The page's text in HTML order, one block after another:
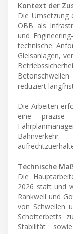
Kontext der
Die Umsetzung
ÖBB als
und
technische
Gleisanlagen,
reduziert
Die Arbeiten
eine präzise
Bahnverkehr
Technische
Die
2026 statt und
Rankweil und
von Schwellen
Schotterbetts
Stabilität